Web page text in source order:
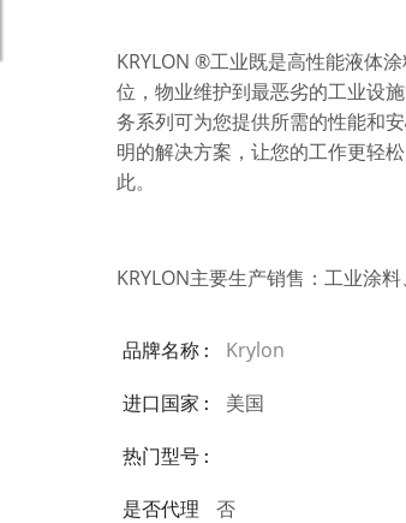
KRYLON ®工业既是高性能液体
位，物业维护到最恶劣的工业设
务系列可为您提供所需的性能和
明的解决方案，让您的工作更轻
此。
KRYLON主要生产销售：工业涂
品牌名称 : Krylon
进口国家 : 美国
热门型号 :
是否代理 否